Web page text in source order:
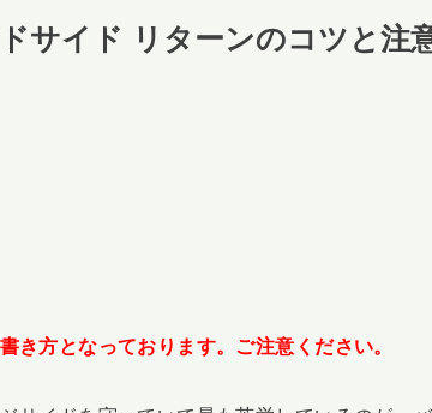
サイド リターンのコツと注
き方となっております。ご注意ください。